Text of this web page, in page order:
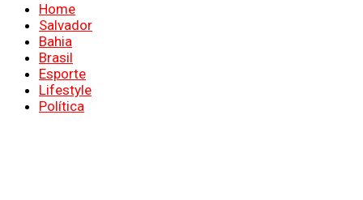
Home
Salvador
Bahia
Brasil
Esporte
Lifestyle
Política